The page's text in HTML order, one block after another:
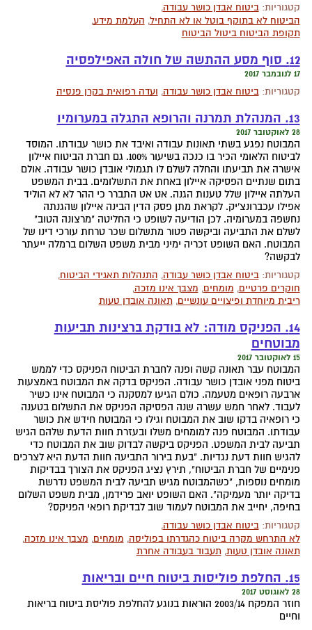
קטגוריות:ביטוח אבדן כושר עבודה,
הביטוח לא בתוקף בוטל או לא התחיל, העלמת מידע,
תקופת הביטוח ביטול הביטוח
12. סוף מסע ההתשה של חולה האפילפסיה
17 לנובמבר 2017
קטגוריות:ביטוח אבדן כושר עבודה, ועדה רפואית בקרן פנסיה
13. המנהלת תמרנה והרופא התגלה במערומיו
28 לאוקטובר 2017
המבוטח נפגע בשתי תאונות עבודה ואיבד את כושר עבודתו. המוסד
לביטוח הלאומי הכיר בו כנכה בשיעור 100%. גם חברת הביטוח איילון
אישרה את תביעתו והחלה לשלם לו תגמולי אובדן כושר עבודה. אולם
בתום שנתיים הפסיקה איילון באחת את התשלומים. בבית המשפט
העלתה איילון שלל טענות הגנה. אט אט התברר כי ההר לא לא הוליד
אפילו עכברונצ'יק. לקראת מתן פסק הדין הבינה איילון שהגנתה
נחשפה במערומיה. לכן הודיעה לשופט כי החליטה "מרצונה הטוב"
לשלם את התביעה וביקשה פטור מתשלום שכר טרחת עורכי דינו של
המבוטח. האם השופט זכריה ימיני מבית משפט השלום ברמלה ייעתר
לבקשה?
קטגוריות:ביטוח אבדן כושר עבודה, התנהלות תאגידי הביטוח,
חוקרים פרטיים, מומחים, מצבך אינו מזכה,
ריבית מיוחדת ופיצויים עונשיים,תאונה אובדן טעות
14. הפניקס מודה: לא בודקת ברצינות תביעות
מבוטחים
15 לאוקטובר 2017
המבוטח עבר תאונה קשה ופנה לחברת הביטוח הפניקס כדי לממש
ביטוח מפני אובדן כושר עבודה. הפניקס בדקה את המבוטח באמצעות
ארבעה רופאים מטעמה. כולם הגיעו למסקנה כי המבוטח אינו כשיר
לעבוד. לאחר חמש עשרה שנה הפסיקה הפניקס את התשלום בטענה
כי רופאיה בדקו שוב את המבוטח וגילו כי המבוטח חידש את כושר
עבודתו. המבוטח פנה למומחים משלו ובעזרת חוות הדעת שלהם הגיש
תביעה לבית המשפט. הפניקס ביקשה לבדוק שוב את המבוטח כדי
להגיש חוות דעת נגדיות. "בעת בירור התביעה חוות הדעת היא לצרכים
פנימיים של חברת הביטוח", תירץ נציג הפניקס את הצורך בבדיקות
מומחים נוספות, "כשהמבוטח מגיש תביעה לבית המשפט נדרשת
בדיקה יותר מעמיקה". האם השופט יואב פרידמן, מבית משפט השלום
בחיפה, יחייב את המבוטח לעמוד שוב לבדיקת רופאי הפניקס?
קטגוריות:ביטוח אבדן כושר עבודה,
לא התרחש מקרה ביטוח כהגדרתו בפוליסה, מומחים, מצבך אינו מזכה,
תאונה אובדן טעות,תעבוד בעבודה אחרת
15. החלפת פוליסות ביטוח חיים ובריאות
28 לאוגוסט 2017
חוזר המפקח 2003/14 הוראות בנוגע להחלפת פוליסת ביטוח בריאות
וחיים